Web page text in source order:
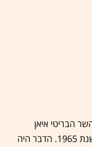
הבריטי איאן
מקלאוד, בנאום שנשא לפרלמנט בשנת 1965. הדבר היה